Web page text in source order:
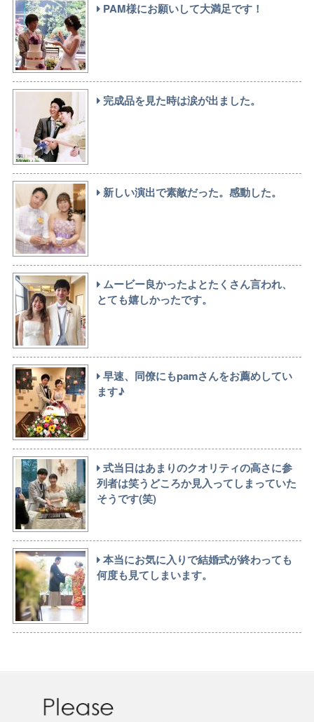
PAM様にお願いして大満足です！
完成品を見た時は涙が出ました。
新しい演出で素敵だった。感動した。
ムービー良かったよとたくさん言われ、
とても嬉しかったです。
早速、同僚にもpamさんをお薦めしてい
ます♪
式当日はあまりのクオリティの高さに参
列者は笑うどころか見入ってしまっていた
そうです(笑)
本当にお気に入りで結婚式が終わっても
何度も見てしまいます。